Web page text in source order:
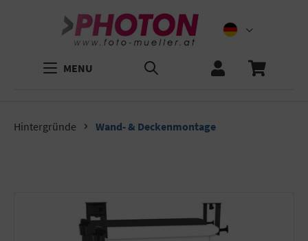
MENU
Hintergründe Wand- & Deckenmontage
Bildergalerie überspringen